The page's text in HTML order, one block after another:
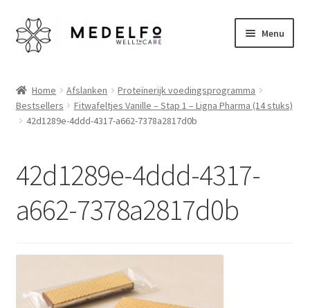
Ga
door
Ga
naar
Menu
Afrekenen
Betaalmethoden
Disclaimer
Klantenservice
My account
Home Afslanken
Proteïnerijk voedingsprogramma
Bestsellers
Fitwafeltjes Vanille – Stap 1 – Ligna Pharma (14 stuks)
42d1289e-4ddd-4317-a662-7378a2817d0b
42d1289e-4ddd-4317-
a662-7378a2817d0b